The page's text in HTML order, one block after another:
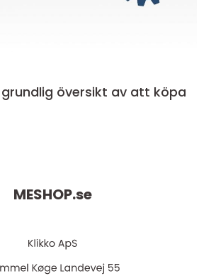
översikt av att köpa
MESHOP.se